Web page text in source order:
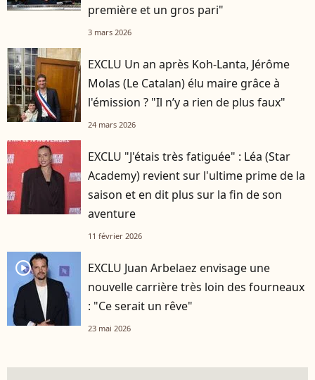
première et un gros pari"
3 mars 2026
EXCLU Un an après Koh-Lanta, Jérôme
Molas (Le Catalan) élu maire grâce à
l'émission ? "Il n’y a rien de plus faux"
24 mars 2026
EXCLU "J'étais très fatiguée" : Léa (Star
Academy) revient sur l'ultime prime de la
saison et en dit plus sur la fin de son
aventure
11 février 2026
player2
EXCLU Juan Arbelaez envisage une
nouvelle carrière très loin des fourneaux
: "Ce serait un rêve"
23 mai 2026